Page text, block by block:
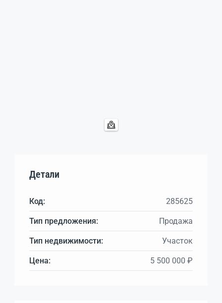
Детали
Код: 285625
Тип предложения: Продажа
Тип недвижимости: Участок
Цена: 5 500 000 ₽